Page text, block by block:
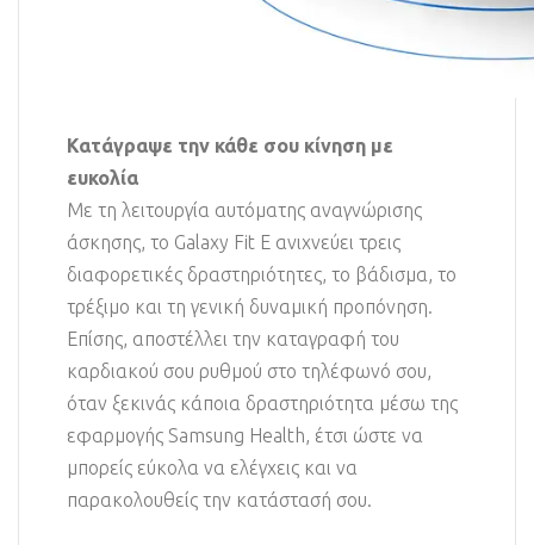
Κατάγραψε την κάθε σου κίνηση με
ευκολία
Με τη λειτουργία αυτόματης αναγνώρισης
άσκησης, το Galaxy Fit E ανιχνεύει τρεις
διαφορετικές δραστηριότητες, το βάδισμα, το
τρέξιμο και τη γενική δυναμική προπόνηση.
Επίσης, αποστέλλει την καταγραφή του
καρδιακού σου ρυθμού στο τηλέφωνό σου,
όταν ξεκινάς κάποια δραστηριότητα μέσω της
εφαρμογής Samsung Health, έτσι ώστε να
μπορείς εύκολα να ελέγχεις και να
παρακολουθείς την κατάστασή σου.